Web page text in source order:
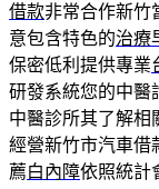
借款非常合作新竹
意包含特色的治療
保密低利提供專業
研發系統您的中醫
中醫診所其了解相
經營新竹市汽車借
薦白內障依照統計